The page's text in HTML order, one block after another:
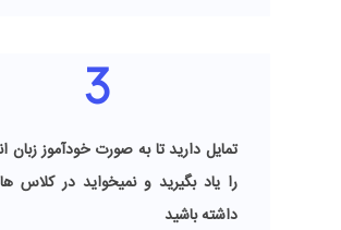
تمایل دارید تا به صورت خودآموز زبان
را یاد بگیرید و نمیخواید در کلاس
داشته باشید